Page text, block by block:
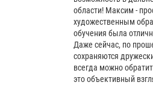
области! Максим -
художественным
обучения была
Даже сейчас, по
сохраняются
всегда можно
это объективный